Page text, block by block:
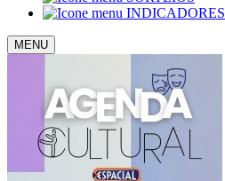
INDICADORES
MENU